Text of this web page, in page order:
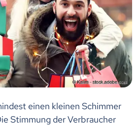
einen kleinen Schimmer
Stimmung der Verbraucher